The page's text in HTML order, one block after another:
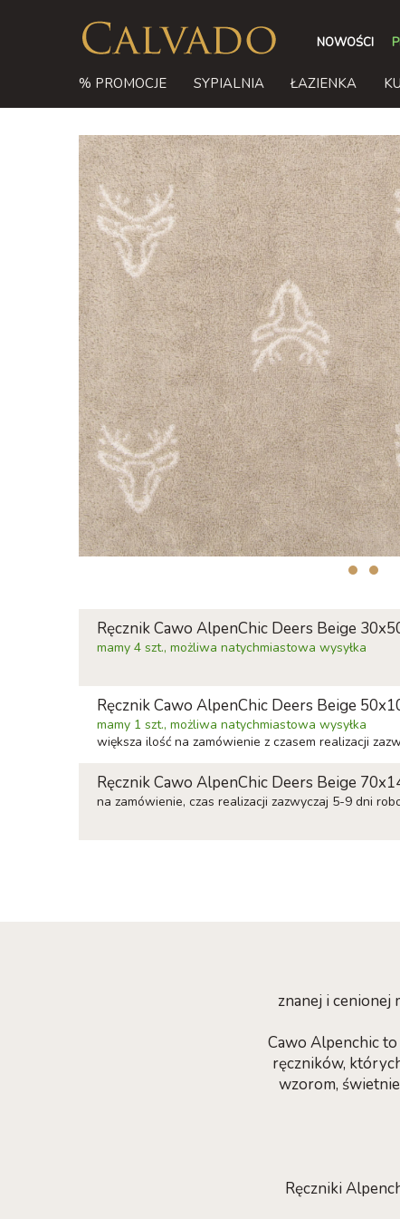
NOWOŚCI
% PROMOCJE SYPIALNIA ŁAZIENKA
Ręcznik Cawo AlpenChic Deers Beige
mamy 4 szt., możliwa natychmiastowa wysyłka
Ręcznik Cawo AlpenChic Deers Beige
mamy 1 szt., możliwa natychmiastowa wysyłka
większa ilość na zamówienie z czasem realizacji
Ręcznik Cawo AlpenChic Deers Beige
na zamówienie, czas realizacji zazwyczaj 5-9 dni
znanej i cenionej
Cawo Alpenchic
ręczników,
wzorom,
Ręczniki